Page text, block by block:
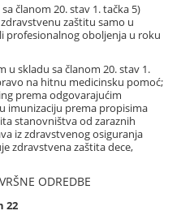
članom 20. stav 1. tačka 5)
zaštitu samo u
profesionalnog oboljenja u roku
skladu sa članom 20. stav 1.
na hitnu medicinsku pomoć;
prema odgovarajućim
imunizaciju prema propisima
stanovništva od zaraznih
iz zdravstvenog osiguranja
zdravstvena zaštita dece,
ODREDBE
22